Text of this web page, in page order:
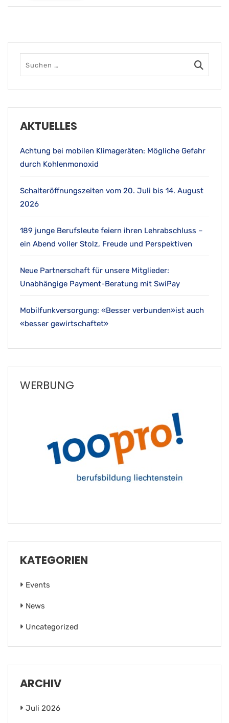
AKTUELLES
Achtung bei mobilen Klimageräten: Mögliche Gefahr
durch Kohlenmonoxid
Schalteröffnungszeiten vom 20. Juli bis 14. August
2026
189 junge Berufsleute feiern ihren Lehrabschluss –
ein Abend voller Stolz, Freude und Perspektiven
Neue Partnerschaft für unsere Mitglieder:
Unabhängige Payment-Beratung mit SwiPay
Mobilfunkversorgung: «Besser verbunden»ist auch
«besser gewirtschaftet»
WERBUNG
KATEGORIEN
Events
News
Uncategorized
ARCHIV
Juli 2026